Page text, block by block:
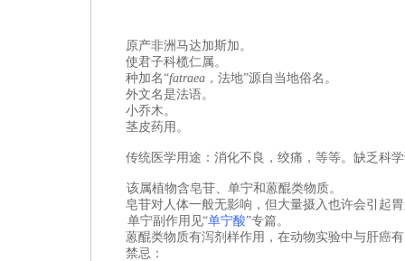
原产非洲马达加斯加。
使君子科榄仁属。
种加名“fatraea ， 法地”源自当地俗名。
外文名是法语。
小乔木。
茎皮药用。
传统医学用途：消化不良，绞痛，等等。缺乏科
该属植物含皂苷、单宁和蒽醌类物质。
皂苷对人体一般无影响，但大量摄入也许会引起
单宁副作用见 “单宁酸”专篇。
蒽醌类物质有泻剂样作用，在动物实验中与肝癌
禁忌：